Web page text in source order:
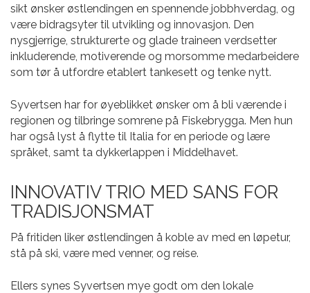
sikt ønsker østlendingen en spennende jobbhverdag, og
være bidragsyter til utvikling og innovasjon. Den
nysgjerrige, strukturerte og glade traineen verdsetter
inkluderende, motiverende og morsomme medarbeidere
som tør å utfordre etablert tankesett og tenke nytt.
Syvertsen har for øyeblikket ønsker om å bli værende i
regionen og tilbringe somrene på Fiskebrygga. Men hun
har også lyst å flytte til Italia for en periode og lære
språket, samt ta dykkerlappen i Middelhavet.
INNOVATIV TRIO MED SANS FOR
TRADISJONSMAT
På fritiden liker østlendingen å koble av med en løpetur,
stå på ski, være med venner, og reise.
Ellers synes Syvertsen mye godt om den lokale